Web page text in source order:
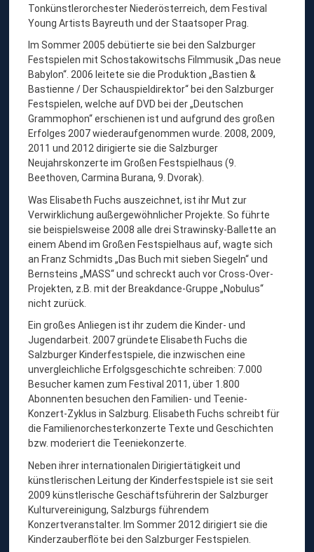
Tonkünstlerorchester Niederösterreich, dem Festival
Young Artists Bayreuth und der Staatsoper Prag.
Im Sommer 2005 debütierte sie bei den Salzburger
Festspielen mit Schostakowitschs Filmmusik „Das neue
Babylon“. 2006 leitete sie die Produktion „Bastien &
Bastienne / Der Schauspieldirektor“ bei den Salzburger
Festspielen, welche auf DVD bei der „Deutschen
Grammophon“ erschienen ist und aufgrund des großen
Erfolges 2007 wiederaufgenommen wurde. 2008, 2009,
2011 und 2012 dirigierte sie die Salzburger
Neujahrskonzerte im Großen Festspielhaus (9.
Beethoven, Carmina Burana, 9. Dvorak).
Was Elisabeth Fuchs auszeichnet, ist ihr Mut zur
Verwirklichung außergewöhnlicher Projekte. So führte
sie beispielsweise 2008 alle drei Strawinsky-Ballette an
einem Abend im Großen Festspielhaus auf, wagte sich
an Franz Schmidts „Das Buch mit sieben Siegeln“ und
Bernsteins „MASS“ und schreckt auch vor Cross-Over-
Projekten, z.B. mit der Breakdance-Gruppe „Nobulus“
nicht zurück.
Ein großes Anliegen ist ihr zudem die Kinder- und
Jugendarbeit. 2007 gründete Elisabeth Fuchs die
Salzburger Kinderfestspiele, die inzwischen eine
unvergleichliche Erfolgsgeschichte schreiben: 7.000
Besucher kamen zum Festival 2011, über 1.800
Abonnenten besuchen den Familien- und Teenie-
Konzert-Zyklus in Salzburg. Elisabeth Fuchs schreibt für
die Familienorchesterkonzerte Texte und Geschichten
bzw. moderiert die Teeniekonzerte.
Neben ihrer internationalen Dirigiertätigkeit und
künstlerischen Leitung der Kinderfestspiele ist sie seit
2009 künstlerische Geschäftsführerin der Salzburger
Kulturvereinigung, Salzburgs führendem
Konzertveranstalter. Im Sommer 2012 dirigiert sie die
Kinderzauberflöte bei den Salzburger Festspielen.